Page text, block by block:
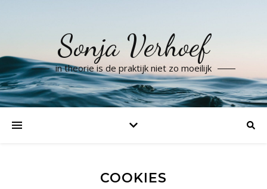
Sonja Verhoef
in theorie is de praktijk niet zo moeilijk
COOKIES